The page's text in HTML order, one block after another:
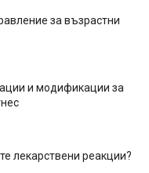
за възрастни
и модификации за
лекарствени реакции?